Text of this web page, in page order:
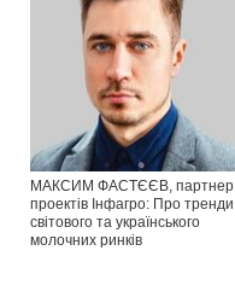
МАКСИМ ФАСТЄЄВ, партнер
проектів Інфагро: Про тренди
світового та українського
молочних ринків